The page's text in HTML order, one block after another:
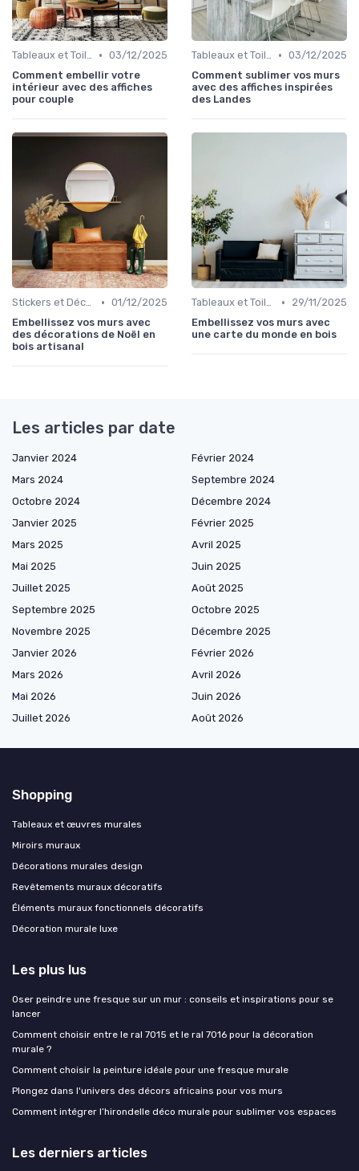
Tableaux et Toiles • 03/12/2025
Comment embellir votre
intérieur avec des affiches
pour couple
Tableaux et Toiles • 03/12/2025
Comment sublimer vos murs
avec des affiches inspirées
des Landes
Stickers et Décalcomanies Muraux • 01/12/2025
Embellissez vos murs avec
des décorations de Noël en
bois artisanal
Tableaux et Toiles •
29/11/2025
Embellissez vos murs avec
une carte du monde en bois
Les articles par date
Janvier 2024
Février 2024
Mars 2024
Septembre 2024
Octobre 2024
Décembre 2024
Janvier 2025
Février 2025
Mars 2025
Avril 2025
Mai 2025
Juin 2025
Juillet 2025
Août 2025
Septembre 2025
Octobre 2025
Novembre 2025
Décembre 2025
Janvier 2026
Février 2026
Mars 2026
Avril 2026
Mai 2026
Juin 2026
Juillet 2026
Août 2026
Shopping
Tableaux et œuvres murales
Miroirs muraux
Décorations murales design
Revêtements muraux décoratifs
Éléments muraux fonctionnels décoratifs
Décoration murale luxe
Les plus lus
Oser peindre une fresque sur un mur : conseils et inspirations pour se
lancer
Comment choisir entre le ral 7015 et le ral 7016 pour la décoration
murale ?
Comment choisir la peinture idéale pour une fresque murale
Plongez dans l'univers des décors africains pour vos murs
Comment intégrer l’hirondelle déco murale pour sublimer vos espaces
Les derniers articles